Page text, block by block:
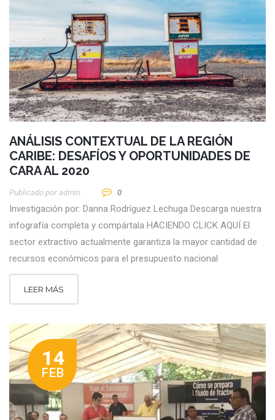
ANÁLISIS CONTEXTUAL DE LA REGIÓN
CARIBE: DESAFÍOS Y OPORTUNIDADES DE
CARA AL 2020
Publicado por Admin 0
Investigación por: Danna Rodríguez Lechuga Descarga nuestra
infografía completa y compártala HACIENDO CLICK AQUÍ El
sector extractivo actualmente garantiza la mayor cantidad de
recursos económicos para el presupuesto nacional
LEER MÁS
14
FEB